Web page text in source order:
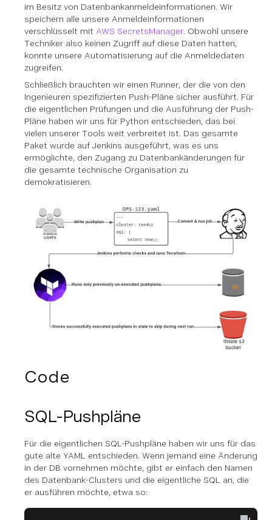
im Besitz von Datenbankanmeldeinformationen. Wir
speichern alle unsere Anmeldeinformationen
verschlüsselt mit AWS SecretsManager. Obwohl unsere
Techniker also keinen Zugriff auf diese Daten hatten,
konnte unsere Automatisierung auf die Anmeldedaten
zugreifen.
Schließlich brauchten wir einen Runner, der die von den
Ingenieuren spezifizierten Push-Pläne sicher ausführt. Für
die eigentlichen Prüfungen und die Ausführung der Push-
Pläne haben wir uns für Python entschieden, das bei
vielen unserer Tools weit verbreitet ist. Das gesamte
Paket wurde auf Jenkins ausgeführt, was es uns
ermöglichte, den Zugang zu Datenbankänderungen für
die gesamte technische Organisation zu
demokratisieren.
Code
SQL-Pushpläne
Für die eigentlichen SQL-Pushpläne haben wir uns für das
gute alte YAML entschieden. Wenn jemand eine Änderung
in der DB vornehmen möchte, gibt er einfach den Namen
des Datenbank-Clusters und die eigentliche SQL an, die
er ausführen möchte, etwa so: